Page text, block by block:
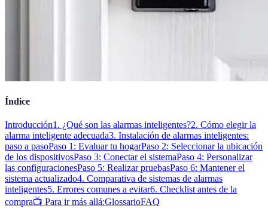
Índice
Introducción1. ¿Qué son las alarmas inteligentes?2. Cómo elegir la
alarma inteligente adecuada3. Instalación de alarmas inteligentes:
paso a pasoPaso 1: Evaluar tu hogarPaso 2: Seleccionar la ubicación
de los dispositivosPaso 3: Conectar el sistemaPaso 4: Personalizar
las configuracionesPaso 5: Realizar pruebasPaso 6: Mantener el
sistema actualizado4. Comparativa de sistemas de alarmas
inteligentes5. Errores comunes a evitar6. Checklist antes de la
compra📺 Para ir más allá:GlossarioFAQ